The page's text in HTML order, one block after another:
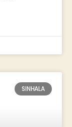
SINHALA